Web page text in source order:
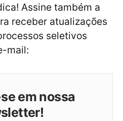
Assine também a
receber atualizações
seletivos
mail:
em nossa